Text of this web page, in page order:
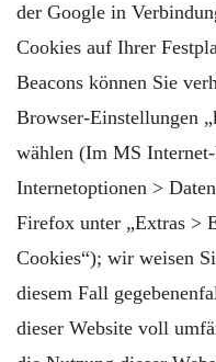
der Google in
Cookies auf Ihrer
Beacons können Sie
Browser-Einstellungen
wählen (Im MS
Internetoptionen >
Firefox unter „Extras >
Cookies“); wir weisen
diesem Fall
dieser Website voll